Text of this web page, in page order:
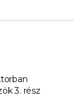
3. rész